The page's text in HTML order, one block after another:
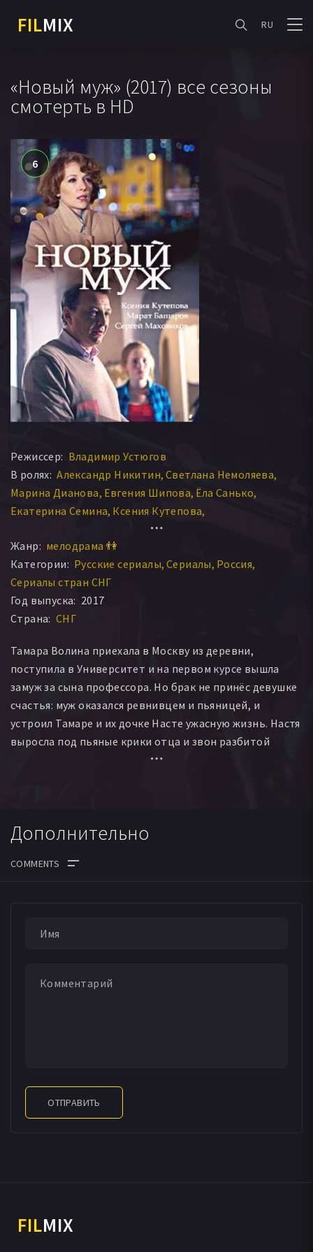
FILMIX RU
«Новый муж» (2017) все сезоны
смотерть в HD
6
Режиссер: Владимир Устюгов
В ролях: Александр Никитин Светлана Немоляева
Марина Дианова Евгения Шипова Ёла Санько
Екатерина Семина Ксения Кутепова
Марат Башаров
Екатерина Воронина
Жанр: мелодрама 👫
Категории: Русские сериалы Сериалы Россия
Сериалы стран СНГ
Год выпуска: 2017
Страна: СНГ
Тамара Волина приехала в Москву из деревни,
поступила в Университет и на первом курсе вышла
замуж за сына профессора. Но брак не принёс девушке
счастья: муж оказался ревнивцем и пьяницей, и
устроил Тамаре и их дочке Насте ужасную жизнь. Настя
выросла под пьяные крики отца и звон разбитой
посуды, видя страх Тамары. Из-за постоянных
настоящей драмой и повлёк за собой неожиданные
Дополнительно
ОТПРАВИТЬ
FILMIX